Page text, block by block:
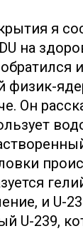
я
на
физик-
Он
и U-
U-239,